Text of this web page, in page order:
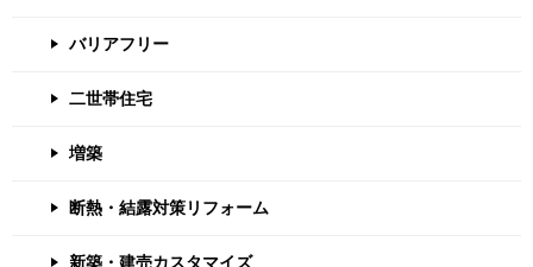
バリアフリー
二世帯住宅
増築
断熱・結露対策リフォーム
新築・建売カスタマイズ